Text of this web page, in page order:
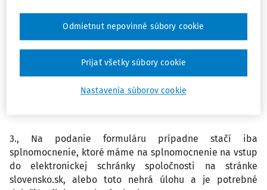
2., Ak bude návrh podávať iná osoba ako konateľ
spoločnosti, je potrebné priložiť splnomocnenie a čestné
vyhlásenie o údajoch, ktoré sa navrhujú zapísať k
spoločníkovi, s osvedčeným podpisom pred notárom?
Kto dáva plnomocenstvo a čestné vyhlásenie v tomto
prípade tejto inej osobe ktorá podáva návrh? (konateľ?
3., Na podanie formuláru prípadne stačí iba
splnomocnenie, ktoré máme na splnomocnenie na vstup
do elektronickej schránky spoločnosti na stránke
slovensko.sk, alebo toto nehrá úlohu a je potrebné
Nastavenia súborov cookie
Odmietnut nepovinné súbory cookie
Prijať všetky súbory cookie